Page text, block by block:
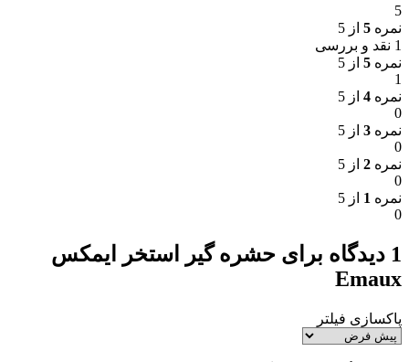
5
نمره 5 از 5
1 نقد و بررسی
نمره 5 از 5
1
نمره 4 از 5
0
نمره 3 از 5
0
نمره 2 از 5
0
نمره 1 از 5
0
1 دیدگاه برای
حشره گیر استخر ایمکس
Emaux
پاکسازی فیلتر